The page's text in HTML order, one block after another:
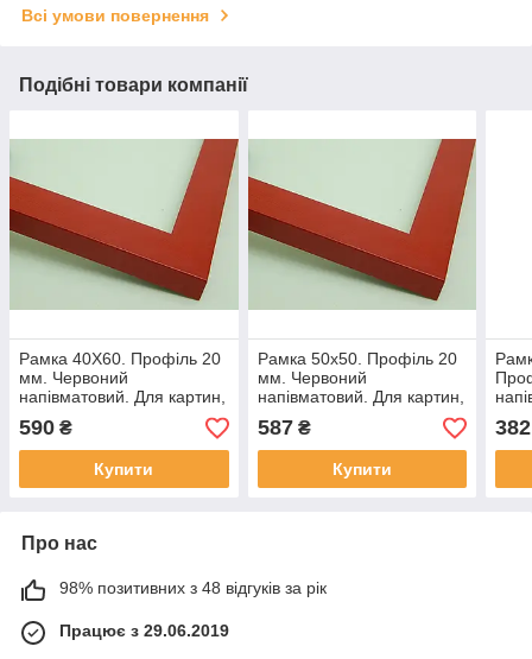
Всі умови повернення
Подібні товари компанії
Рамка 40Х60. Профіль 20
мм. Червоний
напівматовий. Для картин,
фотографій, плакатів,
плакатів
590 ₴
Купити
Рамка 50х50. Профіль 20
мм. Червоний
напівматовий. Для картин,
фотографій, плакатів,
постерів
587₴
Купити
382
Про нас
98% позитивних з 48 відгуків за рік
Працює з 29.06.2019